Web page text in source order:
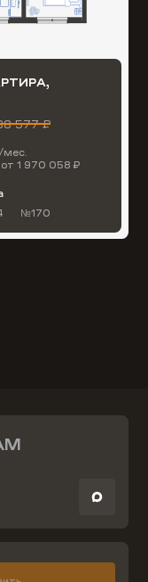
577 ₽
мес.
от 1 970 058 ₽
№170